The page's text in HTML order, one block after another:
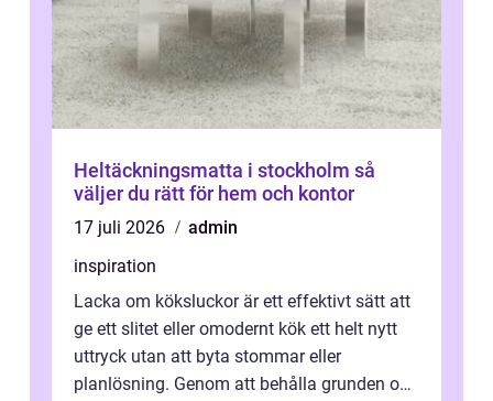
Heltäckningsmatta i stockholm så
väljer du rätt för hem och kontor
17 juli 2026
admin
inspiration
Lacka om köksluckor är ett effektivt sätt att
ge ett slitet eller omodernt kök ett helt nytt
uttryck utan att byta stommar eller
planlösning. Genom att behålla grunden och